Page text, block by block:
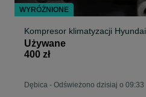
Kompresor klimatyzacji
Używane
400 zł
Dębica - Odświeżono dzisiaj o 09:33
WYRÓŻNIONE